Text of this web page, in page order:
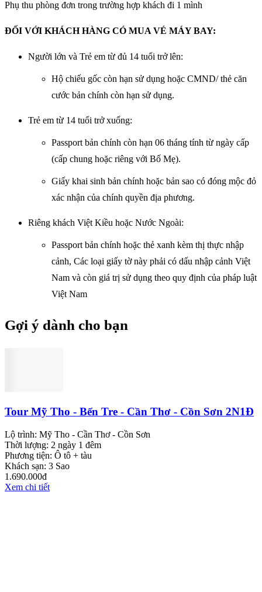
Phụ thu phòng đơn trong trường hợp khách đi 1 mình
ĐỐI VỚI KHÁCH HÀNG CÓ MUA VÉ MÁY BAY:
Người lớn và Trẻ em từ đủ 14 tuổi trở lên:
Hộ chiếu gốc còn hạn sử dụng hoặc CMND/ thẻ căn
cước bản chính còn hạn sử dụng.
Trẻ em từ 14 tuổi trở xuống:
Passport bản chính còn hạn 06 tháng tính từ ngày cấp
(cấp chung hoặc riêng với Bố Mẹ).
Giấy khai sinh bản chính hoặc bản sao có đóng mộc đỏ
xác nhận của chính quyền địa phương.
Riêng khách Việt Kiều hoặc Nước Ngoài:
Passport bản chính hoặc thẻ xanh kèm thị thực nhập
cảnh, Các loại giấy tờ này phải có dấu nhập cảnh Việt
Nam và còn giá trị sử dụng theo quy định của pháp luật
Việt Nam
Gợi ý dành cho bạn
Tour Mỹ Tho - Bến Tre - Cần Thơ - Cồn Sơn 2N1Đ
Lộ trình: Mỹ Tho - Cần Thơ - Cồn Sơn
Thời lượng: 2 ngày 1 đêm
Phương tiện: Ô tô + tàu
Khách sạn: 3 Sao
1.690.000đ
Xem chi tiết